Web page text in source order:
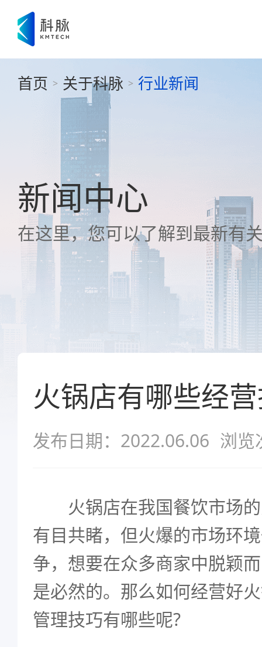
首页 > 关于科脉 > 行业新闻
新闻中心
在这里，您可以了解到最新有
火锅店有哪些经
发布日期：2022.06.06 浏览
火锅店在我国餐饮市场的
有目共睹，但火爆的市场环
争，想要在众多商家中脱颖
是必然的。那么如何经营好
管理技巧有哪些呢?